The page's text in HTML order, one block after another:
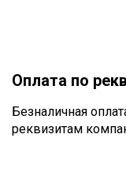
Оплата по
Безналичная
реквизитам